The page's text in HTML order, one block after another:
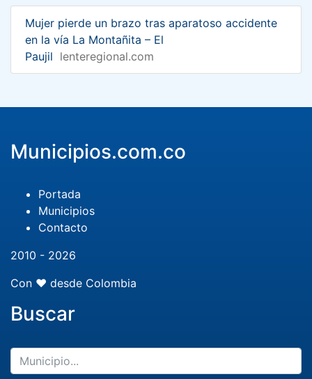
Mujer pierde un brazo tras aparatoso accidente
en la vía La Montañita – El
Paujil lenteregional.com
Municipios.com.co
Portada
Municipios
Contacto
2010 - 2026
Con ❤️ desde Colombia
Buscar